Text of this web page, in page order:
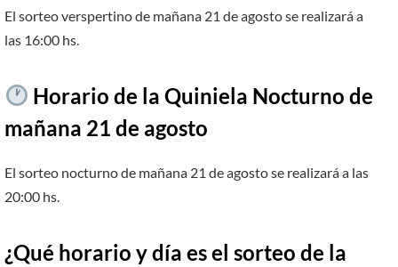
El sorteo verspertino de mañana 21 de agosto se realizará a
las 16:00 hs.
Horario de la Quiniela Nocturno de
mañana 21 de agosto
El sorteo nocturno de mañana 21 de agosto se realizará a las
20:00 hs.
¿Qué horario y día es el sorteo de la